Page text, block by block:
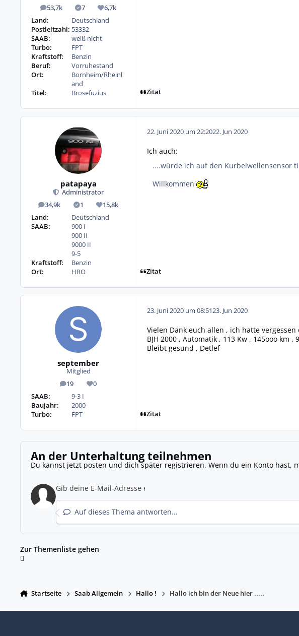
53,7k
Beiträge 7
Lösungen6,7k
Reputation
Land:
Deutschland
Postleitzahl: 53332
SAAB:
weiß nicht
Turbo:
FPT
Kraftstoff:
Benzin
Beruf:
Vorruhestand
Ort:
Bornheim/Rheinl
and
Titel:
Brosefuzius Zitat
patapaya
Administrator
34,9k
Beiträge 1
Lösungen15,8k
Reputation
Land:
Deutschland
SAAB:
900 I
900 II
9000 II
9-5
Kraftstoff:
Benzin
Ort:
HRO
22. Juni 2020 um 22:2022. Jun 2020
Ich auch:
....würde ich auf den Kurbelwellensensor
Willkommen
Zitat
september
Mitglied
19
Beiträge 0
Reputation
SAAB:
9-3 I
Baujahr:
2000
Turbo:
FPT
23. Juni 2020 um 08:5123. Jun 2020
Vielen Dank euch allen , ich hatte
BJH 2000 , Automatik , 113 Kw , 145ooo km ,
Bleibt gesund , Detlef
Zitat
An der Unterhaltung teilnehmen
Du kannst jetzt posten und dich später registrieren. Wenn du ein Konto hast,
Auf dieses Thema antworten...
Zur Themenliste gehen
Startseite Saab Allgemein Hallo ! Hallo ich bin der Neue hier .....